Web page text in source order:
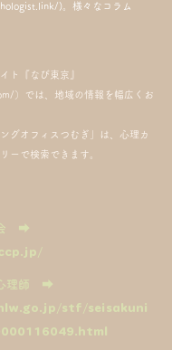
) 。様々なコラム
ト『なび東京』
/）では、地域の情報を幅広くお
グオフィスつむぎ」は、心理カ
ーで検索できます。
➡
理師 ➡
stf/seisakuni